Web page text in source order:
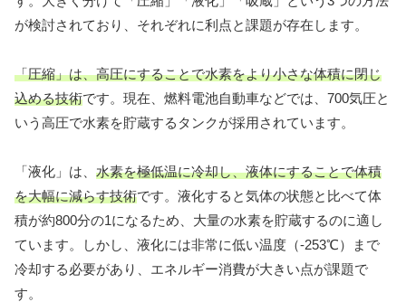
が検討されており、それぞれに利点と課題が存在します。
「圧縮」は、高圧にすることで水素をより小さな体積に閉じ
込める技術です。現在、燃料電池自動車などでは、700気圧と
いう高圧で水素を貯蔵するタンクが採用されています。
「液化」は、 水素を極低温に冷却し、液体にすることで体積
を大幅に減らす技術です。液化すると気体の状態と比べて体
積が約800分の1になるため、大量の水素を貯蔵するのに適し
ています。しかし、液化には非常に低い温度（-253℃）まで
冷却する必要があり、エネルギー消費が大きい点が課題で
す。